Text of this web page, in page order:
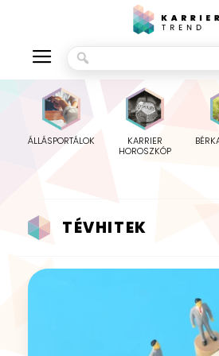
ÁLLÁSPORTÁLOK
KARRIER
HOROSZKÓP
TÉVHITEK